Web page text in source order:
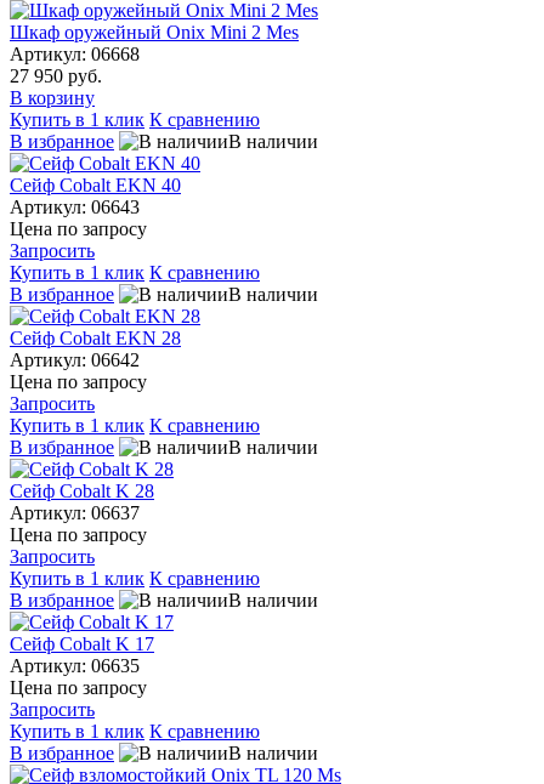
Шкаф оружейный Onix Mini 2 Mes
Артикул: 06668
27 950 руб.
В корзину
Купить в 1 клик К сравнению
В избранное
В наличии
Сейф Cobalt EKN 40
Артикул: 06643
Цена по запросу
Запросить
Купить в 1 клик К сравнению
В избранное
В наличии
Сейф Cobalt EKN 28
Артикул: 06642
Цена по запросу
Запросить
Купить в 1 клик К сравнению
В избранное
В наличии
Сейф Cobalt K 28
Артикул: 06637
Цена по запросу
Запросить
Купить в 1 клик К сравнению
В избранное
В наличии
Сейф Cobalt K 17
Артикул: 06635
Цена по запросу
Запросить
Купить в 1 клик К сравнению
В избранное
В наличии